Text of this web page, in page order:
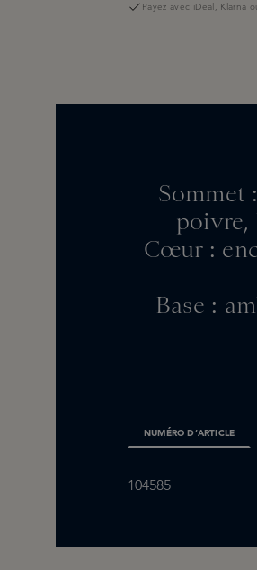
Payez avec iDeal, Klarna
Sommet
poivre,
Cœur :
Base :
NUMÉRO D’ARTICLE
104585